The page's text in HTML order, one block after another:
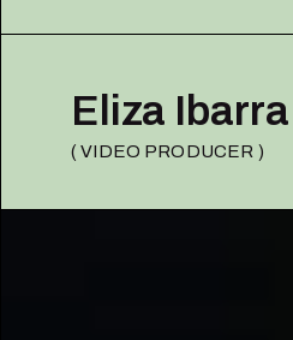
Eliza Ibarra
( VIDEO PRODUCER )